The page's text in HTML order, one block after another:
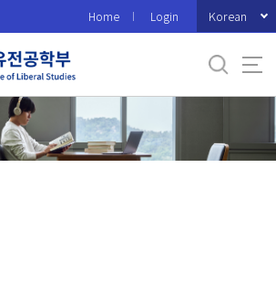
Home Login Korean